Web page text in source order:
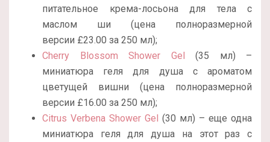
питательное крема-лосьона для тела с
маслом ши (цена полноразмерной
версии £23.00 за 250 мл);
Cherry Blossom Shower Gel (35 мл) –
миниатюра геля для душа с ароматом
цветущей вишни (цена полноразмерной
версии £16.00 за 250 мл);
Citrus Verbena Shower Gel (30 мл) – еще одна
миниатюра геля для душа на этот раз с